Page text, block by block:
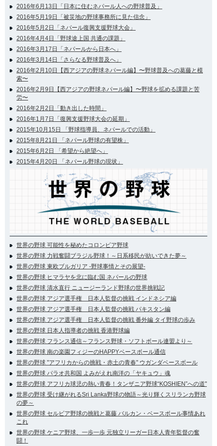
2016年6月13日「日本に住むネパール人への野球普及」
2016年5月19日「被災地の野球事務所に見た信念」
2016年5月2日「ネパール復興支援野球大会」
2016年4月4日「野球途上国 共通の課題」
2016年3月17日「ネパールから日本へ」
2016年3月14日「さらなる野球普及へ」
2016年2月10日【西アジアの野球ネパール編】〜野球普及への葛藤と模
索〜
2016年2月9日【西アジアの野球ネパール編】〜野球を拡める課題と苦
労〜
2016年2月2日「動き出した時間」
2016年1月7日「復興支援野球大会の延期」
2015年10月15日 「野球指導員、ネパールでの活動」
2015年8月21日 「ネパール野球の有望株」
2015年6月2日 「希望から絶望へ」
2015年4月20日 「ネパール野球の現状」
世界の野球 可能性を秘めたコロンビア野球
世界の野球 力戦奮闘ブラジル野球！～日系移民が紡いできた夢～
世界の野球 東欧ブルガリア -野球事情とその展望-
世界の野球 ヒマラヤを北に臨む国 ネパールの野球
世界の野球 清水直行 ニュージーランド野球の世界挑戦記
世界の野球 アジア選手権 日本人監督の挑戦 インドネシア編
世界の野球 アジア選手権 日本人監督の挑戦 パキスタン編
世界の野球 アジア選手権 日本人監督の挑戦 番外編 タイ野球の歩み
世界の野球 日本人指導者の挑戦 香港野球編
世界の野球 フランス通信～フランス野球・ソフトボール連盟より～
世界の野球 南の楽園フィジーのHAPPYベースボール通信
世界の野球 "アフリカからの挑戦・赤土の青春" ウガンダベースボール
世界の野球 パラオ共和国 よみがえれ南洋の「ヤキュウ」魂
世界の野球 アフリカ球児の熱い青春！タンザニア野球“KOSHIEN”への道"
世界の野球 受け継がれるSri Lanka野球の物語～光り輝くスリランカ野球
の夢～
世界の野球 セルビア野球の挑戦と葛藤 バルカン・ベースボール事情あれ
これ
世界の野球 ケニア野球、一歩一歩 元独立リーガー日本人青年監督の奮
闘！